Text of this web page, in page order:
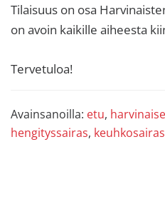
Tilaisuus on osa
on avoin kaikille aiheesta
Tervetuloa!
Avainsanoilla: etu,
hengityssairas, keuhkosairas